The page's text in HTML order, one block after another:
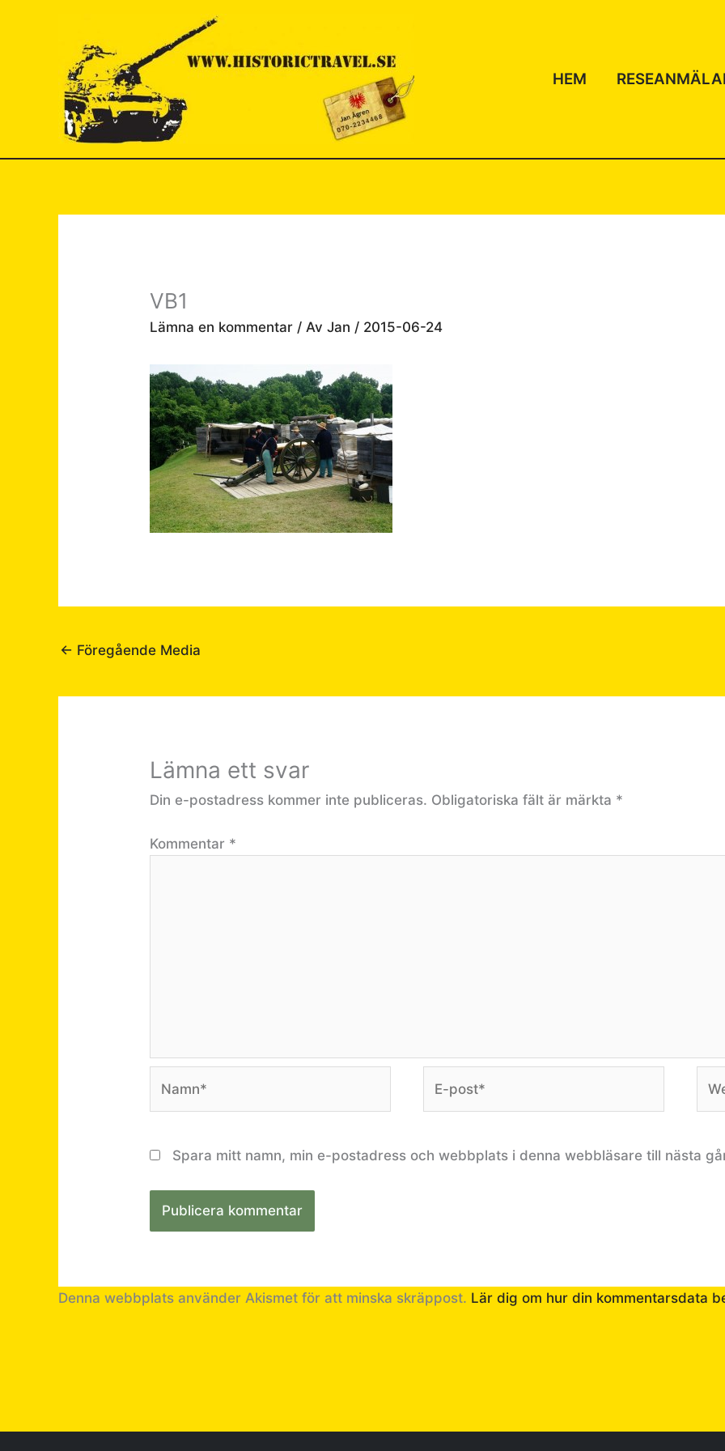
HEM
VB1
Lämna en kommentar / AvJan / 2015-06-24
← Föregående Media
Lämna ett svar
Din e-postadress kommer inte publiceras. Obligatoriska fält är märkta *
Kommentar *
post*
Spara mitt namn, min e-postadress och webbplats i denna webbläsare till nästa
Denna webbplats använder Akismet för att minska skräppost. Lär dig om hur din kommentarsdata